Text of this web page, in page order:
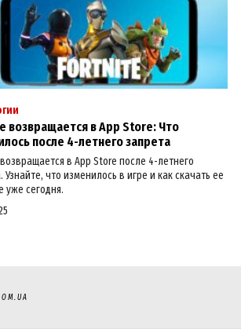
возвращается в App Store: Что
после 4-летнего запрета
в App Store после 4-летнего
Узнайте, что изменилось в игре и как скачать ее
уже сегодня.